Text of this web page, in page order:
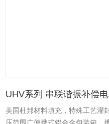
UHV系列 串联谐振补偿
美国杜邦材料填充，特殊工艺灌